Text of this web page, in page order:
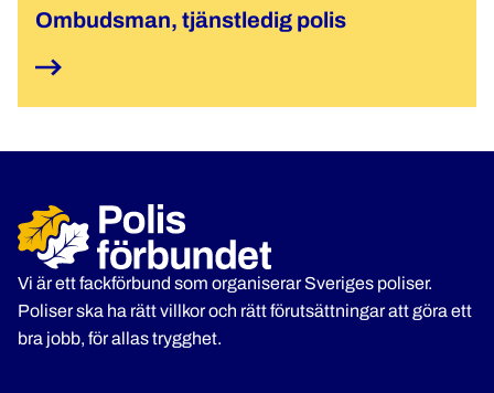
Ombudsman, tjänstledig polis
Vi är ett fackförbund som organiserar Sveriges poliser.
Poliser ska ha rätt villkor och rätt förutsättningar att göra ett
bra jobb, för allas trygghet.